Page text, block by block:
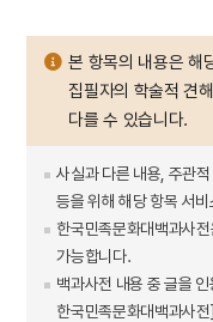
본 항목의 내용은 해
집필자의 학술적 견
다를 수 있습니다.
사실과 다른 내용, 주관
등을 위해 해당 항목 서
한국민족문화대백과사
가능합니다.
백과사전 내용 중 글을
한국민족문화대백과사